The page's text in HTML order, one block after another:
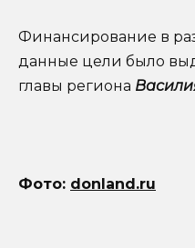
Финансирование в
данные цели было
главы региона
Фото: donland.ru